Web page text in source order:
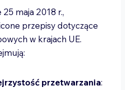
maja 2018 r.,
przepisy dotyczące
w krajach UE.
przetwarzania: